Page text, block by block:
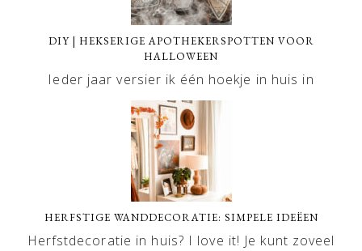
DIY | HEKSERIGE APOTHEKERSPOTTEN VOOR
HALLOWEEN
Ieder jaar versier ik één hoekje in huis in
HERFSTIGE WANDDECORATIE: SIMPELE IDEËEN
Herfstdecoratie in huis? I love it! Je kunt zoveel